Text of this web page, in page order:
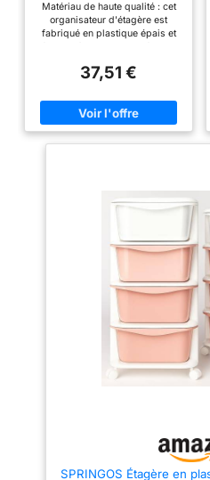
Chariot Enfant
Matériau de haute qualité : cet
organisateur d'étagère est
fabriqué en plastique épais et
déformer, sans odeur, peut être
période. Grande capacité :
l'espace multicouche dispose
de trois compartiments inclinés
pour les petits objets, tasses et
stylos. Vous pouvez classer et
que vous puissiez voir ce que
vous avez en un coup d'œil.
est conçue pour économiser de
l'espace et être flexible dans
son utilisation. Conception
universelle à 360°, pour
changer le siège de manière
plus confortable, le frein
automatique peut être fixé. Les
dimensions sont de 78 x 37,5 x
la bibliothèque mobile. Vous
pouvez suivre les instructions et
l'installation est très simple et
37,51 €
SPRINGOS Étagère en